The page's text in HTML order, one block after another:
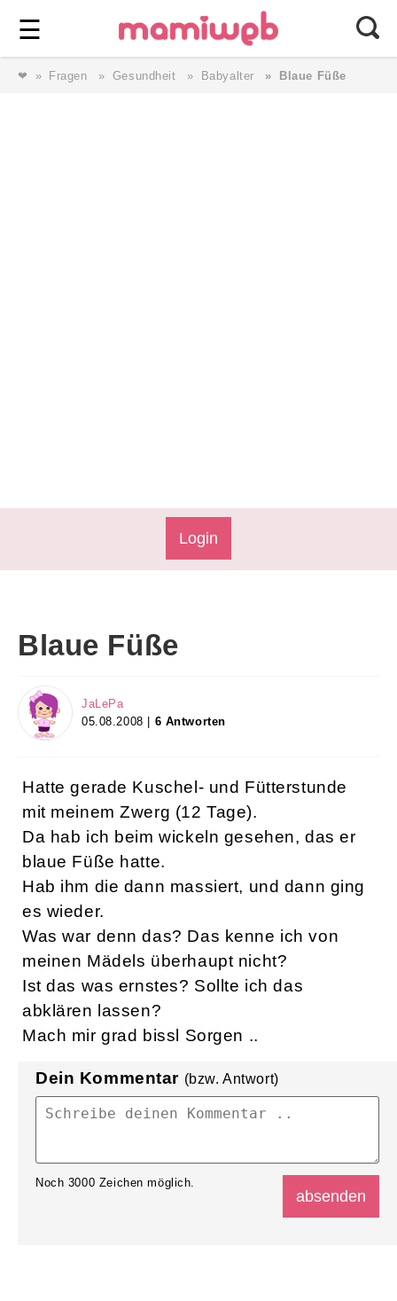
☰ ⎯ Wir lieben Familie ⎯
❤ Fragen Gesundheit Babyalter Blaue Füße
Login
Blaue Füße
JaLePa
05.08.2008 | 6 Antworten
Hatte gerade Kuschel- und Fütterstunde
mit meinem Zwerg (12 Tage).
Da hab ich beim wickeln gesehen, das er
blaue Füße hatte.
Hab ihm die dann massiert, und dann ging
es wieder.
Was war denn das? Das kenne ich von
meinen Mädels überhaupt nicht?
Ist das was ernstes? Sollte ich das
abklären lassen?
Mach mir grad bissl Sorgen ..
Dein Kommentar (bzw. Antwort)
Noch 3000 Zeichen möglich.